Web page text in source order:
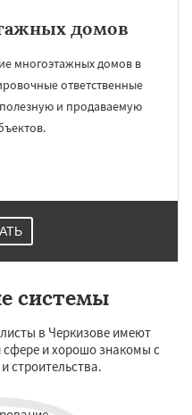
домов
многоэтажных домов в
ответственные
и продаваемую
системы
в Черкизове имеют
и хорошо знакомы с
строительства.